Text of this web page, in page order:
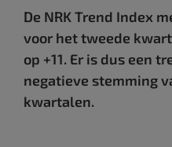
De NRK Trend Index
voor het tweede
op +11. Er is dus een
negatieve stemming
kwartalen.